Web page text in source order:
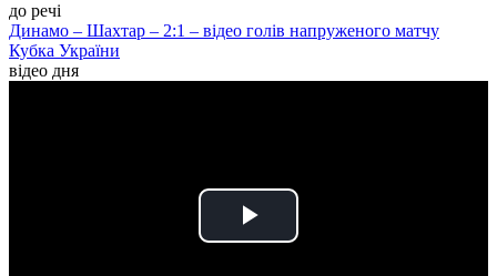
до речі
Динамо – Шахтар – 2:1 – відео голів напруженого матчу
Кубка України
відео дня
Play